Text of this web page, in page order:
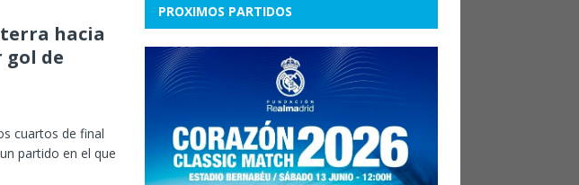
hacia
gol de
cuartos de final
partido en el que
PROXIMOS PARTIDOS